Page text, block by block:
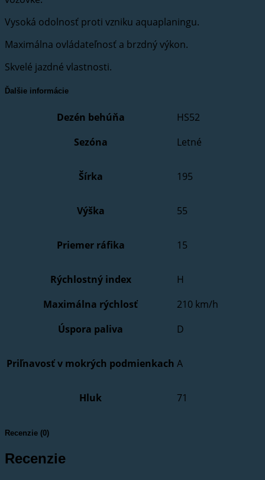
Vysoká odolnosť proti vzniku aquaplaningu.
Maximálna ovládateľnosť a brzdný výkon.
Skvelé jazdné vlastnosti.
Ďalšie informácie
Dezén behúňa
HS52
Sezóna
Letné
Šírka 195
Výška 55
Priemer ráfika 15
Rýchlostný index
H
Maximálna rýchlosť
210 km/h
Úspora paliva
D
Priľnavosť v mokrých podmienkach A
Hluk 71
Recenzie (0)
Recenzie